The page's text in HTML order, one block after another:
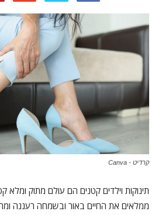
קרדיט - Canva
תינוקות וילדים קטנים הם עולם מתוק ומלא
ממלאים את החיים באור ובשמחה רעננה